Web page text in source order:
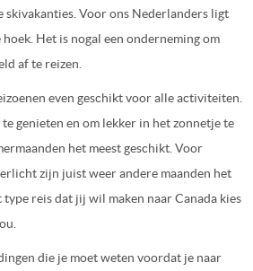
skivakanties. Voor ons Nederlanders ligt
Het is nogal een onderneming om
af te reizen.
even geschikt voor alle activiteiten.
te genieten en om lekker in het zonnetje te
het meest geschikt. Voor
zijn juist weer andere maanden het
reis dat jij wil maken naar Canada kies
die je moet weten voordat je naar